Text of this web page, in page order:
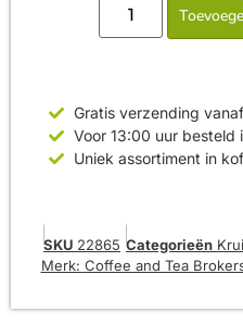
Gratis verzending
Voor 13:00 uur besteld
Uniek assortiment in
SKU 22865 Categorieën
Merk: Coffee and Tea